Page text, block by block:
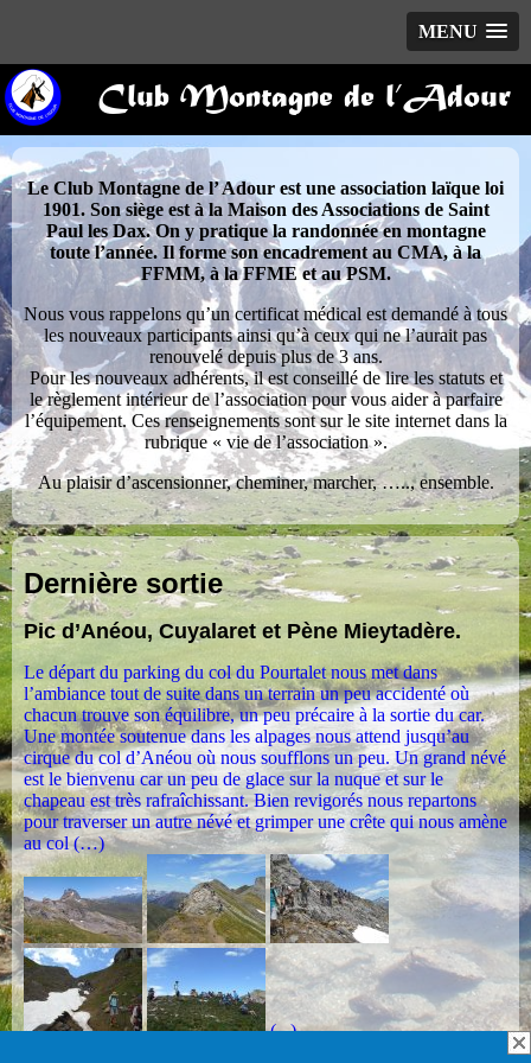
MENU
Club Montagne de l’Adour
Le Club Montagne de l’ Adour est une association laïque loi
1901. Son siège est à la Maison des Associations de Saint
Paul les Dax. On y pratique la randonnée en montagne
toute l’année. Il forme son encadrement au CMA, à la
FFMM, à la FFME et au PSM.
Nous vous rappelons qu’un certificat médical est demandé à tous
les nouveaux participants ainsi qu’à ceux qui ne l’aurait pas
renouvelé depuis plus de 3 ans.
Pour les nouveaux adhérents, il est conseillé de lire les statuts et
le règlement intérieur de l’association pour vous aider à parfaire
l’équipement. Ces renseignements sont sur le site internet dans la
rubrique « vie de l’association ».
Au plaisir d’ascensionner, cheminer, marcher, ….., ensemble.
Dernière sortie
Pic d’Anéou, Cuyalaret et Pène Mieytadère.
Le départ du parking du col du Pourtalet nous met dans
l’ambiance tout de suite dans un terrain un peu accidenté où
chacun trouve son équilibre, un peu précaire à la sortie du car.
Une montée soutenue dans les alpages nous attend jusqu’au
cirque du col d’Anéou où nous soufflons un peu. Un grand névé
est le bienvenu car un peu de glace sur la nuque et sur le
chapeau est très rafraîchissant. Bien revigorés nous repartons
pour traverser un autre névé et grimper une crête qui nous amène
au col (…)
(...)